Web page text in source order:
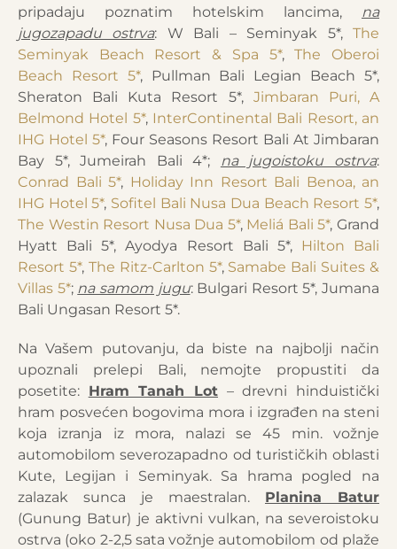
pripadaju poznatim hotelskim lancima,
na
jugozapadu ostrva: W Bali – Seminyak 5*,The
Seminyak Beach Resort & Spa 5*,The Oberoi
Beach Resort 5*, Pullman Bali Legian Beach 5*,
Sheraton Bali Kuta Resort 5*, Jimbaran Puri, A
Belmond Hotel 5*, InterContinental Bali Resort, an
IHG Hotel 5*, Four Seasons Resort Bali At Jimbaran
Bay 5*, Jumeirah Bali 4*;
na jugoistoku ostrva:
Conrad Bali 5*, Holiday Inn Resort Bali Benoa, an
IHG Hotel 5*, Sofitel Bali Nusa Dua Beach Resort 5*,
The Westin Resort Nusa Dua 5*, Meliá Bali 5*, Grand
Hyatt Bali 5*, Ayodya Resort Bali 5*, Hilton Bali
Resort 5*, The Ritz-Carlton 5*, Samabe Bali Suites &
Villas 5*; na samom jugu: Bulgari Resort 5*, Jumana
Bali Ungasan Resort 5*.
Na Vašem putovanju, da biste na najbolji način
upoznali prelepi Bali, nemojte propustiti da
posetite: Hram Tanah Lot – drevni hinduistički
hram posvećen bogovima mora i izgrađen na steni
koja izranja iz mora, nalazi se 45 min. vožnje
automobilom severozapadno od turističkih oblasti
Kute, Legijan i Seminyak. Sa hrama pogled na
zalazak sunca je maestralan. Planina Batur
(Gunung Batur) je aktivni vulkan, na severoistoku
ostrva (oko 2-2,5 sata vožnje automobilom od plaže